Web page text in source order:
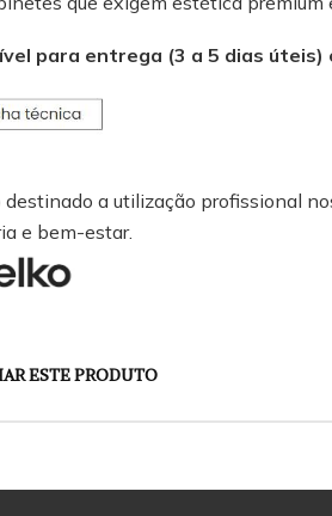
para entrega (3 a 5 dias úteis)
destinado a utilização profissional
e bem-estar.
ESTE PRODUTO